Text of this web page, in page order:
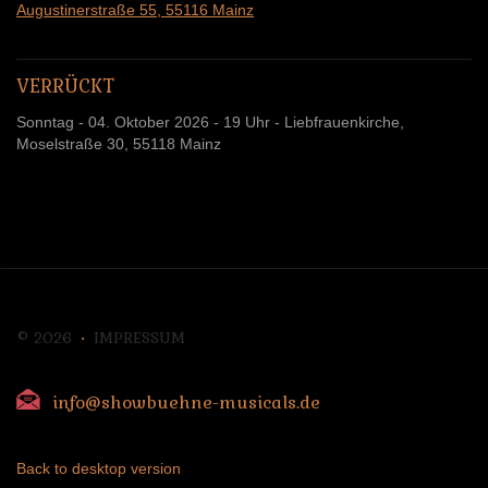
Augustinerstraße 55, 55116 Mainz
VERRÜCKT
Sonntag - 04. Oktober 2026 - 19 Uhr - Liebfrauenkirche,
Moselstraße 30, 55118 Mainz
© 2026 IMPRESSUM
info@showbuehne-musicals.de
Back to desktop version